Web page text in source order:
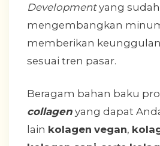
Developmentyang
mengembangkan
memberikan
sesuai tren pasar.
Beragam bahan baku
collagen yang dapat
lain kolagen vegan,